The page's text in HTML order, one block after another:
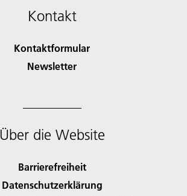
Kontakt
Kontaktformular
Newsletter
Über die Website
Barrierefreiheit
Datenschutzerklärung